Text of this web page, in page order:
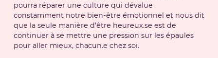
pourra réparer une culture qui dévalue
constamment notre bien-être émotionnel et nous dit
que la seule manière d’être heureux.se est de
continuer à se mettre une pression sur les épaules
pour aller mieux, chacun.e chez soi.